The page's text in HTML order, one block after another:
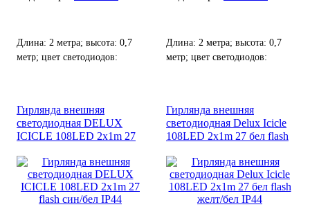
Длина: 2 метра; высота: 0,7
метр; цвет светодиодов:
Длина: 2 метра; высота: 0,7
метр; цвет светодиодов:
Гирлянда внешняя
светодиодная DELUX
ICICLE 108LED 2x1m 27
Гирлянда внешняя
светодиодная Delux Icicle
108LED 2x1m 27 бел flash